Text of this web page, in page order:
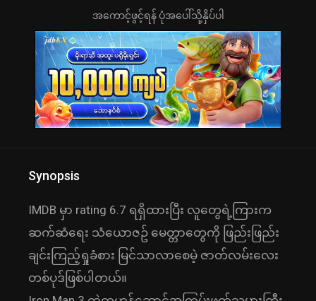
အကောင့်ဖွင့်ရန် ပုံအပေါ်သို့နှိပ်ပါ
Synopsis
IMDB မှာ rating 6.7 ရရှိထားပြီး လူတွေရဲ့ကြားက
ဆက်ဆံရေး သံယောဇဥ် မေတ္တာတွေကို ဖြည်းဖြည်း
ချင်းကြည့်ရှုခံစား မြင်သာလာစေမဲ့ ဇာတ်လမ်းလေး
တစ်ပုဒ်ဖြစ်ပါတယ်။